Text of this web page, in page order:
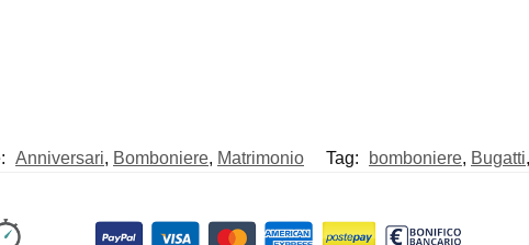
Anniversari, Bomboniere, Matrimonio Tag: bomboniere, Bugatti,